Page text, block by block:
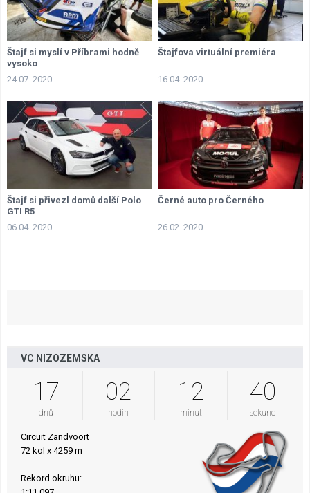
Štajf si myslí v Příbrami hodně
vysoko
24.07. 2020
Štajfova virtuální premiéra
16.04. 2020
Štajf si přivezl domů další Polo
GTI R5
06.04. 2020
Černé auto pro Černého
26.02. 2020
VC NIZOZEMSKA
17
dnů
02
hodin
12
minut
39
sekund
Circuit Zandvoort
72 kol x 4259 m
Rekord okruhu: